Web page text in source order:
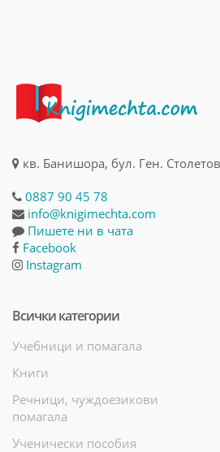
кв. Банишора, бул. Ген.
0887 90 45 78
info@knigimechta.com
Пишете ни в чата
Facebook
Instagram
Всички категории
Учебници и помагала
Книги
Речници, чуждоезикови
помагала
Ученически пособия